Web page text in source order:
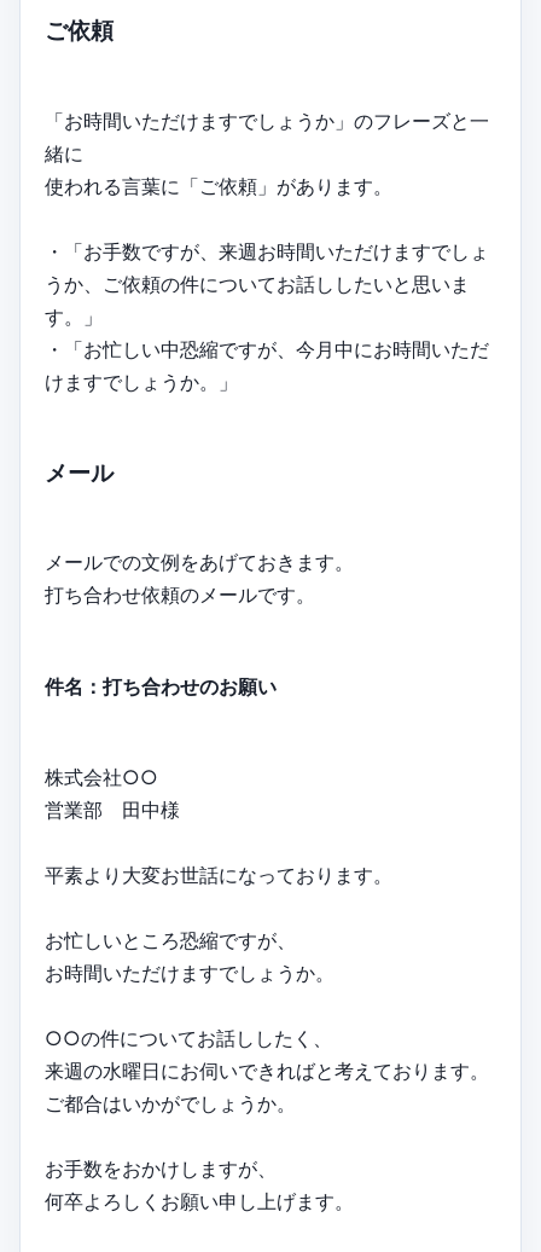
ご依頼
「お時間いただけますでしょうか」のフレーズと一
緒に
使われる言葉に「ご依頼」があります。
・「お手数ですが、来週お時間いただけますでしょ
うか、ご依頼の件についてお話ししたいと思いま
す。」
・「お忙しい中恐縮ですが、今月中にお時間いただ
けますでしょうか。」
メール
メールでの文例をあげておきます。
打ち合わせ依頼のメールです。
件名：打ち合わせのお願い
株式会社○○
営業部 田中様
平素より大変お世話になっております。
お忙しいところ恐縮ですが、
お時間いただけますでしょうか。
○○の件についてお話ししたく、
来週の水曜日にお伺いできればと考えております。
ご都合はいかがでしょうか。
お手数をおかけしますが、
何卒よろしくお願い申し上げます。